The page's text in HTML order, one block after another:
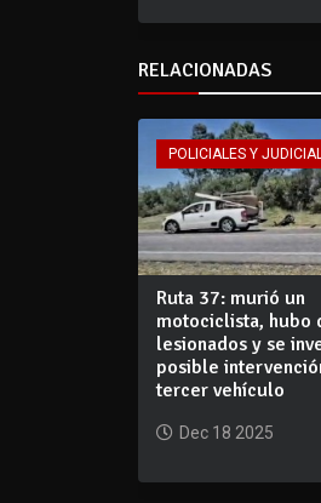
RELACIONADAS
POLICIALES Y
Ruta 37: murió un
motociclista, hubo
lesionados y se
posible
tercer vehículo
Dec 18 2025